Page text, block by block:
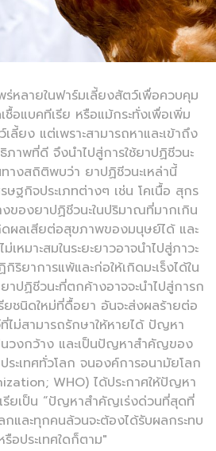
หลายในฟาร์มเลี้ยงสัตว์เพื่อควบคุม
ชื้อแบคทีเรีย หรือแม้กระทั่งเพื่อเพิ่ม
ลี้ยง แต่เพราะสามารถหาและเข้าถึง
ภาพที่ดี จึงนำไปสู่การใช้ยาปฏิชีวนะ
างสถิติพบว่า ยาปฏิชีวนะเหล่านี้
ฐกิจประเภทต่างๆ เช่น โคเนื้อ สุกร
ของยาปฏิชีวนะในปริมาณที่มากเกิน
ผลเสียต่อสุขภาพของมนุษย์ได้ และ
หมาะสมในระยะยาวอาจนำไปสู่ภาวะ
ยาการแพ้และก่อให้เกิดมะเร็งได้ใน
ปฏิชีวนะที่ตกค้างอาจจะนำไปสู่การก
ยชนิดใหม่ที่ดื้อยา อันจะส่งผลร้ายต่อ
ไม่สามารถรักษาให้หายได้ ปัญหา
นวงกว้าง และเป็นปัญหาสำคัญของ
ะเทศทั่วโลก จนองค์การอนามัยโลก
WHO) ได้ประกาศให้ปัญหา
รียเป็น “ปัญหาสำคัญเร่งด่วนที่สุดที่
และทุกคนล้วนจะต้องได้รับผลกระทบ
อประเทศใดก็ตาม"